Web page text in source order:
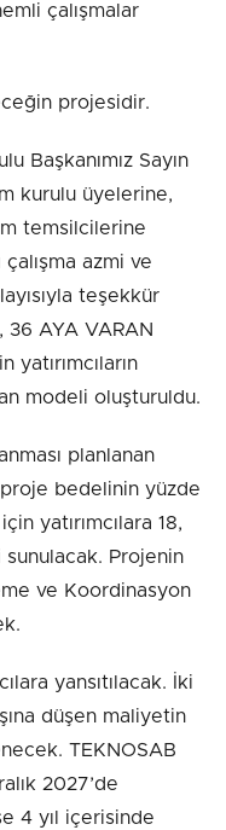
çalışmalar
projesidir.
Başkanımız Sayın
kurulu üyelerine,
temsilcilerine
azmi ve
teşekkür
36 AYA VARAN
yatırımcıların
modeli oluşturuldu.
planlanan
bedelinin yüzde
yatırımcılara 18,
Projenin
ve Koordinasyon
yansıtılacak. İki
düşen maliyetin
TEKNOSAB
2027’de
4 yıl içerisinde